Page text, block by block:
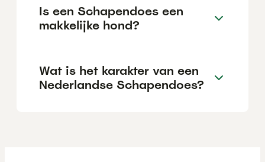
Is een Schapendoes een
makkelijke hond?
Wat is het karakter van een
Nederlandse Schapendoes?